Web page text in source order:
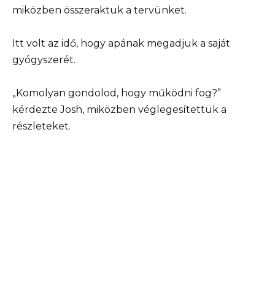
miközben összeraktuk a tervünket.
Itt volt az idő, hogy apának megadjuk a saját
gyógyszerét.
„Komolyan gondolod, hogy működni fog?”
kérdezte Josh, miközben véglegesítettük a
részleteket.